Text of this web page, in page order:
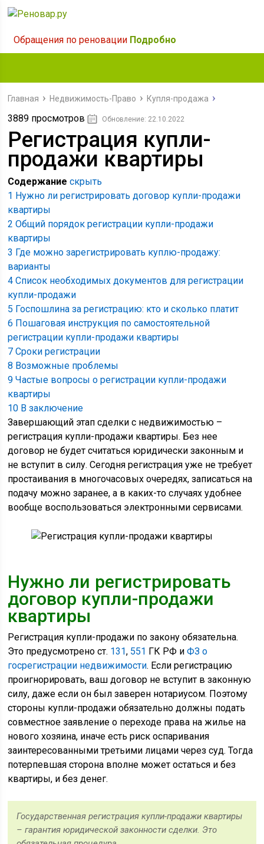
Обращения по реновации Подробно
Главная Недвижимость-Право Купля-продажа
3889 просмотров Обновление: 22.10.2022
Регистрация купли-
продажи квартиры
Содержание скрыть
1 Нужно ли регистрировать договор купли-продажи
квартиры
2 Общий порядок регистрации купли-продажи
квартиры
3 Где можно зарегистрировать куплю-продажу:
варианты
4 Список необходимых документов для регистрации
купли-продажи
5 Госпошлина за регистрацию: кто и сколько платит
6 Пошаговая инструкция по самостоятельной
регистрации купли-продажи квартиры
7 Сроки регистрации
8 Возможные проблемы
9 Частые вопросы о регистрации купли-продажи
квартиры
10 В заключение
Завершающий этап сделки с недвижимостью –
регистрация купли-продажи квартиры. Без нее
договор не будет считаться юридически законным и
не вступит в силу. Сегодня регистрация уже не требует
простаивания в многочасовых очередях, записаться на
подачу можно заранее, а в каких-то случаях удобнее
вообще воспользоваться электронными сервисами.
Нужно ли регистрировать
договор купли-продажи
квартиры
Регистрация купли-продажи по закону обязательна.
Это предусмотрено ст. 131, 551 ГК РФ иФЗ о
госрегистрации недвижимости. Если регистрацию
проигнорировать, ваш договор не вступит в законную
силу, даже если он был заверен нотариусом. Поэтому
стороны купли-продажи обязательно должны подать
совместное заявление о переходе права на жилье на
нового хозяина, иначе есть риск оспаривания
заинтересованными третьими лицами через суд. Тогда
потерпевшая сторона вполне может остаться и без
квартиры, и без денег.
Государственная регистрация купли-продажи квартиры
– гарантия юридической законности сделки. Это